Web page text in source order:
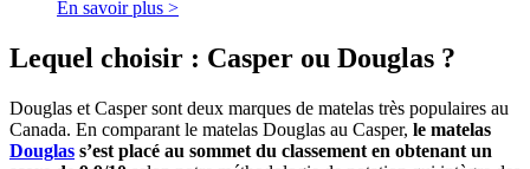
En savoir plus >
Lequel choisir : Casper ou Douglas ?
Douglas et Casper sont deux marques de matelas très populaires au
Canada. En comparant le matelas Douglas au Casper, le matelas
Douglas s’est placé au sommet du classement en obtenant un